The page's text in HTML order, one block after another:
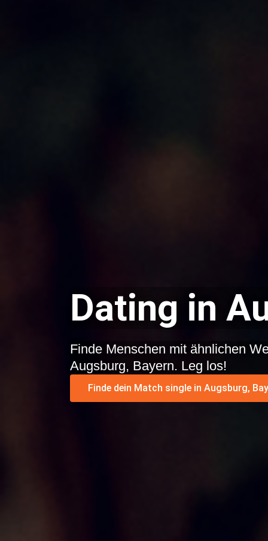
Dating in
Finde Menschen mit ähnlichen
Augsburg, Bayern. Leg los!
Finde dein Match single in Augsburg,